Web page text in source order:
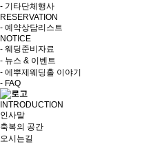
- 기타단체행사
RESERVATION
- 예약상담리스트
NOTICE
- 웨딩준비자료
- 뉴스 & 이벤트
- 에뿌제웨딩홀 이야기
- FAQ
INTRODUCTION
인사말
축복의 공간
오시는길